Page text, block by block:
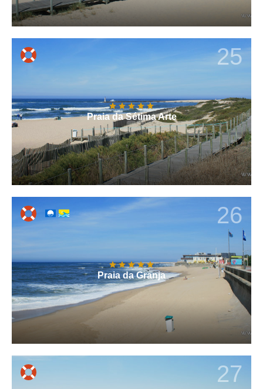
25
Praia da Sétima Arte
26
Praia da Granja
27